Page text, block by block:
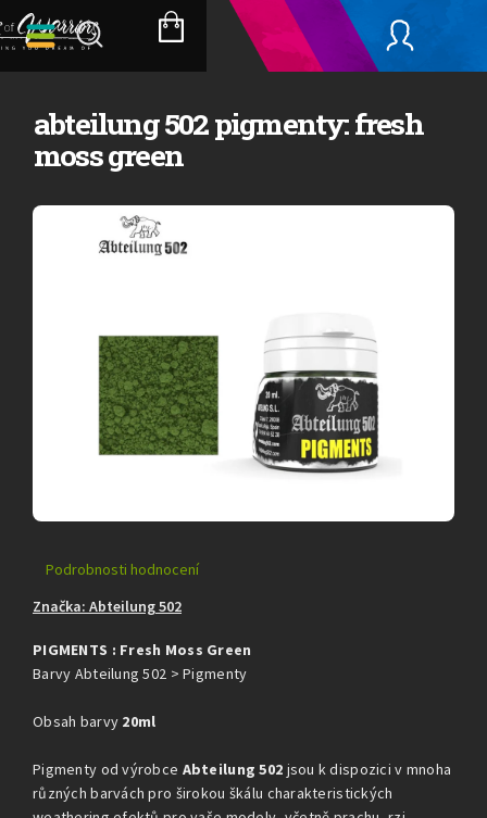
Přejít
na
obsah
NÁKUPNÍ
KOŠÍK
abteilung 502 pigmenty: fresh
moss green
Průměrné
produktu
0,0
z
hvězdiček.
Podrobnosti hodnocení
Značka: Abteilung 502
PIGMENTS : Fresh Moss Green
Barvy Abteilung 502 > Pigmenty
Obsah barvy 20ml
Pigmenty od výrobce Abteilung 502 jsou k dispozici v mnoha
různých barvách pro širokou škálu charakteristických